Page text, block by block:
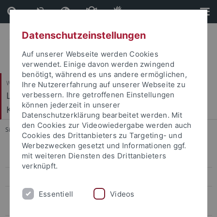
Direkt
zum
Inhalt
Direkt
zur
Fußleiste
Wirtschafts- und Sozialwissenschaftliche Fakultät
Ludwig-Uhland-Institut für Empirische
Kulturwissenschaft
Sie sind hier: Startseite ... Authentizität als Ressource (SFB 1070)
Drittmittelprojekte am LUI
Die Kunstkammer der Herzöge von Württemberg als ästhetische
Datenschutzeinstellungen
Auf unserer Webseite werden Cookies
verwendet. Einige davon werden zwingend
benötigt, während es uns andere ermöglichen,
Ihre Nutzererfahrung auf unserer Webseite zu
verbessern. Ihre getroffenen Einstellungen
können jederzeit in unserer
Datenschutzerklärung bearbeitet werden. Mit
den Cookies zur Videowiedergabe werden auch
Cookies des Drittanbieters zu Targeting- und
Werbezwecken gesetzt und Informationen ggf.
mit weiteren Diensten des Drittanbieters
verknüpft.
Essentiell Videos